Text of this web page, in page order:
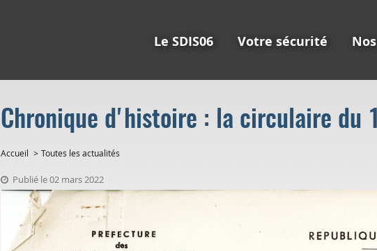
Le SDIS06 Votre sécurité
Chronique d'histoire : la circulaire du
Accueil Toutes les actualités
Publié le 02 mars 2022